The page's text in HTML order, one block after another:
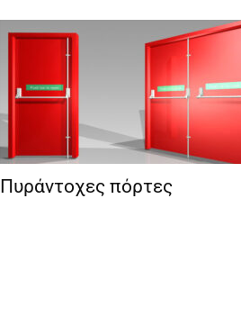
Πυράντοχες πόρτες